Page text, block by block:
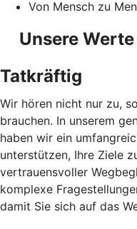
Von Mensch zu
Unsere
Tatkräftig
Wir hören nicht nur zu,
brauchen. In unserem
haben wir ein
unterstützen, Ihre Ziele
vertrauensvoller
komplexe
damit Sie sich auf das